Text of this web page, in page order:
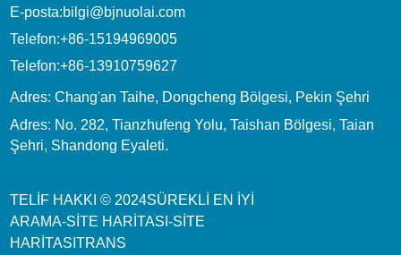
E-posta:bilgi@bjnuolai.com
Telefon:+86-15194969005
Telefon:+86-13910759627
Adres: Chang'an Taihe, Dongcheng Bölgesi, Pekin Şehri
Adres: No. 282, Tianzhufeng Yolu, Taishan Bölgesi, Taian
Şehri, Shandong Eyaleti.
TELIF HAKKI © 2024SÜREKLI EN İYI
ARAMA-SITE HARITASI-SITE
HARITASITRANS